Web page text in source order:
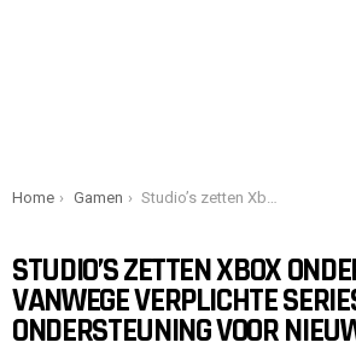
You are here:
Home Gamen Studio’s zetten Xbox onder druk vanwege verplichte Series S-ondersteuning voor nieuwe games.
STUDIO’S ZETTEN XBOX
VANWEGE VERPLICHTE
ONDERSTEUNING VOOR